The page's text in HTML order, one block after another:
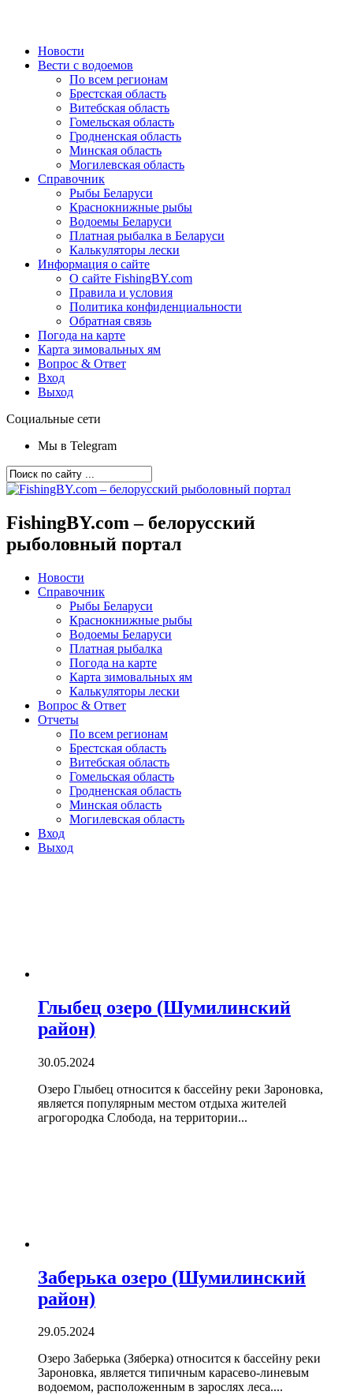
Новости
Вести с водоемов
По всем регионам
Брестская область
Витебская область
Гомельская область
Гродненская область
Минская область
Могилевская область
Справочник
Рыбы Беларуси
Краснокнижные рыбы
Водоемы Беларуси
Платная рыбалка в Беларуси
Калькуляторы лески
Информация о сайте
О сайте FishingBY.com
Правила и условия
Политика конфиденциальности
Обратная связь
Погода на карте
Карта зимовальных ям
Вопрос & Ответ
Вход
Выход
Социальные сети
Мы в Telegram
FishingBY.com – белорусский
рыболовный портал
Новости
Справочник
Рыбы Беларуси
Краснокнижные рыбы
Водоемы Беларуси
Платная рыбалка
Погода на карте
Карта зимовальных ям
Калькуляторы лески
Вопрос & Ответ
Отчеты
По всем регионам
Брестская область
Витебская область
Гомельская область
Гродненская область
Минская область
Могилевская область
Вход
Выход
Глыбец озеро (Шумилинский
район)
30.05.2024
Озеро Глыбец относится к бассейну реки Зароновка,
является популярным местом отдыха жителей
агрогородка Слобода, на территории...
Заберька озеро (Шумилинский
район)
29.05.2024
Озеро Заберька (Зяберка) относится к бассейну реки
Зароновка, является типичным карасево-линевым
водоемом, расположенным в зарослях леса....